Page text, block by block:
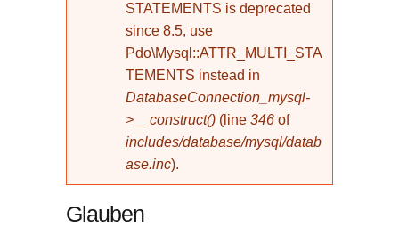
STATEMENTS is deprecated
since 8.5, use
Pdo\Mysql::ATTR_MULTI_STA
TEMENTS instead in
DatabaseConnection_mysql-
>__construct() (line 346 of
includes/database/mysql/datab
ase.inc).
Glauben